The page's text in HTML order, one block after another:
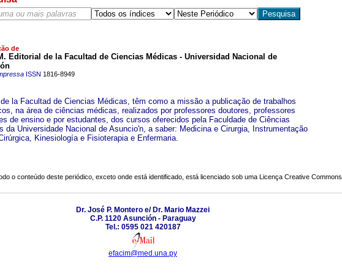
de
Editorial de la Facultad de Ciencias Médicas - Universidad Nacional de
ISSN 1816-8949
la Facultad de Ciencias Médicas, têm como a missão a publicação de trabalhos
na área de ciências médicas, realizados por professores doutores, professores
de ensino e por estudantes, dos cursos oferecidos pela Faculdade de Ciências
da Universidade Nacional de Asuncio'n, a saber: Medicina e Cirurgia, Instrumentação
Kinesiología e Fisioterapia e Enfermaria.
o conteúdo deste periódico, exceto onde está identificado, está licenciado sob uma Licença Creative Commons
Dr. José P. Montero e/ Dr. Mario Mazzei
C.P. 1120 Asunción - Paraguay
Tel.: 0595 021 420187
efacim@med.una.py